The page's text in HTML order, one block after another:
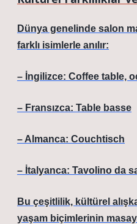
Dünya genelinde salon
farklı isimlerle anılır:
– İngilizce: Coffee table,
– Fransızca: Table basse
– Almanca: Couchtisch
– İtalyanca: Tavolino da
Bu çeşitlilik, kültürel
yaşam biçimlerinin